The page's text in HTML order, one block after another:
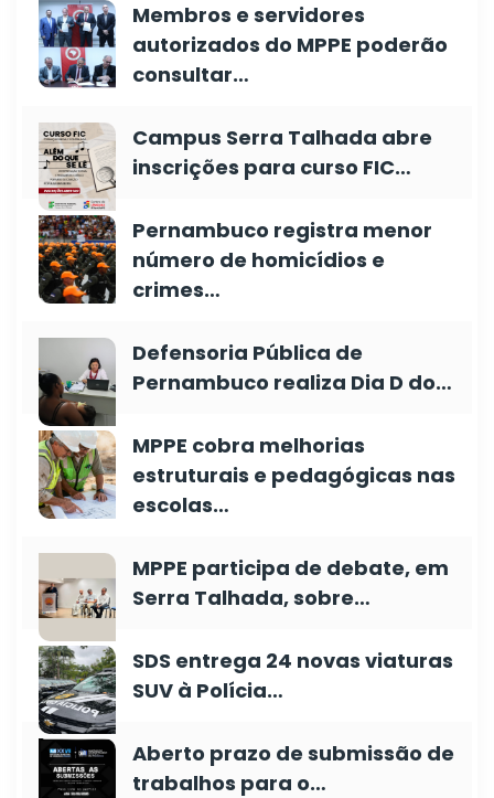
Membros e servidores
autorizados do MPPE poderão
consultar…
Campus Serra Talhada abre
inscrições para curso FIC…
Pernambuco registra menor
número de homicídios e
crimes…
Defensoria Pública de
Pernambuco realiza Dia D do…
MPPE cobra melhorias
estruturais e pedagógicas nas
escolas…
MPPE participa de debate, em
Serra Talhada, sobre…
SDS entrega 24 novas viaturas
SUV à Polícia…
Aberto prazo de submissão de
trabalhos para o…